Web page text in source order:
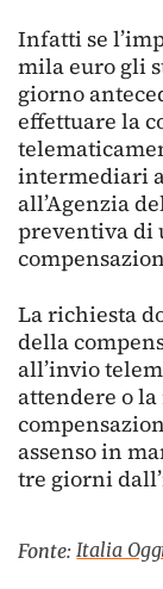
Infatti se
mila euro gli
giorno
effettuare la
intermediari
all’Agenzia
preventiva di
La richiesta
della
all’invio
attendere o
assenso in
tre giorni
Fonte: Italia